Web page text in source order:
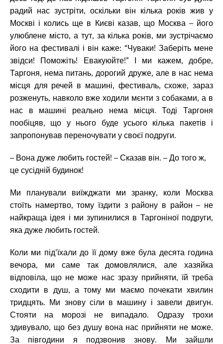
радий нас зустріти, оскільки він кілька років жив у
Москві і колись ще в Києві казав, що Москва – його
улюблене місто, а тут, за кілька років, ми зустрічаємо
його на фестивалі і він каже: “Чуваки! Заберіть мене
звідси! Поможіть! Евакуюйте!” І ми кажем, добре,
Таргоня, нема питань, дорогий друже, але в нас нема
місця для речей в машині, фестиваль, схоже, зараз
розженуть, навколо вже ходили мєнти з собаками, а в
нас в машині реально нема місця. Тоді Таргоня
пообіцяв, що у нього буде усього кілька пакетів і
запропонував переночувати у своєї подруги.
– Вона дуже любить гостей! – Сказав він. – До того ж,
це сусідній будинок!
Ми планували виїжджати ми зранку, коли Москва
стоїть намертво, тому їздити з району в район – не
найкраща ідея і ми зупинилися в Таргоніної подруги,
яка дуже любить гостей.
Коли ми під’їхали до її дому вже була десята година
вечора, ми саме так домовлялися, але хазяйка
відповіла, що не може нас зразу прийняти, їй треба
сходити в душ, а тому ми маємо почекати хвилин
тридцять. Ми знову сіли в машину і завели двигун.
Стояти на морозі не випадало. Одразу трохи
здивувало, що без душу вона нас прийняти не може.
За півгодини я подзвонив знову. Ми зайшли